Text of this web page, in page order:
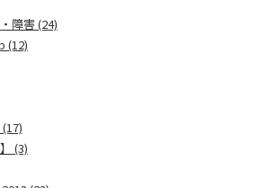
障害 (24)
(12)
(3)